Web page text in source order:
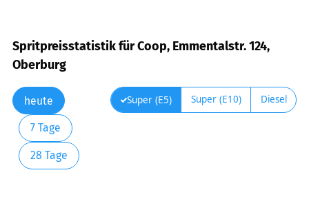
Spritpreisstatistik für Coop, Emmentalstr. 124,
Oberburg
heute
7 Tage
28 Tage
Super (E5) Super (E10) Diesel